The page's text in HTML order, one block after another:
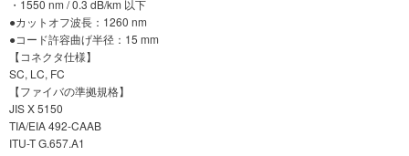
・1550 nm / 0.3 dB/km 以下
●カットオフ波長：1260 nm
●コード許容曲げ半径：15 mm
【コネクタ仕様】
SC, LC, FC
【ファイバの準拠規格】
JIS X 5150
TIA/EIA 492-CAAB
ITU-T G.657.A1